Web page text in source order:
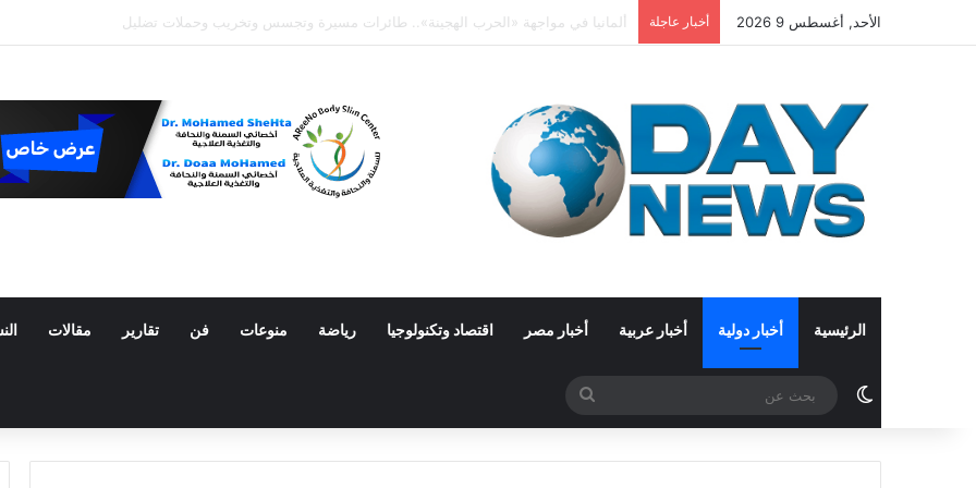
الأحد, أغسطس 9 2026 أخبار عاجلة تركيا: مصر تقترب من الانضمام إلى تحالف الدفاع المشترك مع السعودية وباكستان
الرئيسية أخبار دولية أخبار عربية أخبار مصر اقتصاد وتكنولوجيا رياضة منوعات فن تقارير مقالات
الوضع المظلم
بحث
عن